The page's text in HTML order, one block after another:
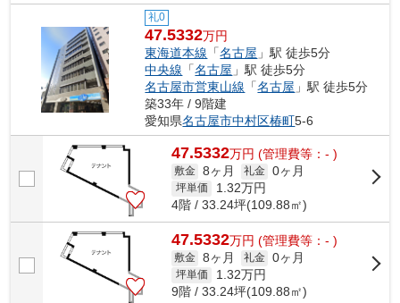
礼0
47.5332万円
東海道本線 「名古屋 」駅 徒歩5分
中央線 「名古屋 」駅 徒歩5分
名古屋市営東山線 「名古屋 」駅 徒歩5分
築33年 / 9階建
愛知県名古屋市中村区椿町5-6
47.5332万円 (管理費等：- )
敷金 8ヶ月 礼金 0ヶ月
坪単価 1.32万円
4階 / 33.24坪(109.88㎡)
47.5332万円 (管理費等：- )
敷金 8ヶ月 礼金 0ヶ月
坪単価 1.32万円
9階 / 33.24坪(109.88㎡)